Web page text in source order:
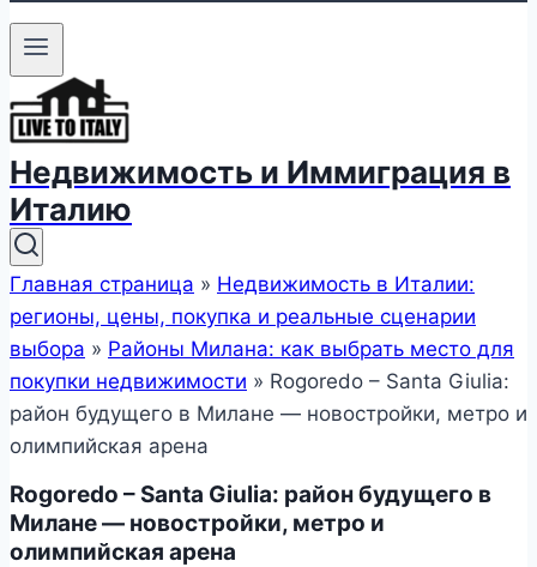
Недвижимость и Иммиграция в
Италию
Главная страница » Недвижимость в Италии:
регионы, цены, покупка и реальные сценарии
выбора » Районы Милана: как выбрать место для
покупки недвижимости » Rogoredo – Santa Giulia:
район будущего в Милане — новостройки, метро и
олимпийская арена
Rogoredo – Santa Giulia: район будущего в
Милане — новостройки, метро и
олимпийская арена